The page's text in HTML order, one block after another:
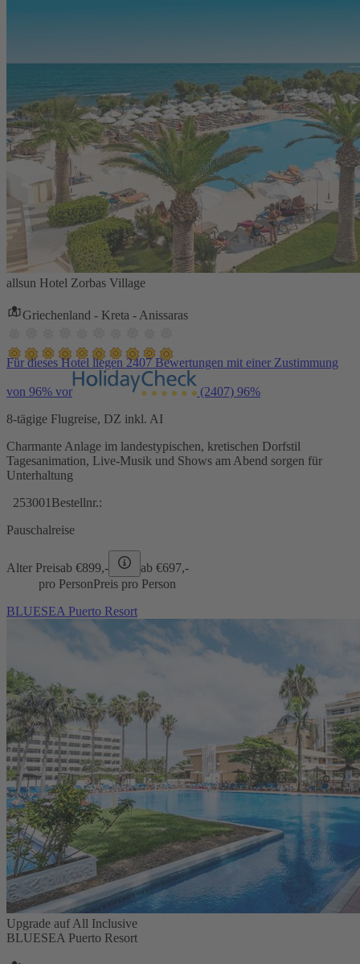
allsun Hotel Zorbas Village
Griechenland - Kreta - Anissaras
Für dieses Hotel liegen 2407 Bewertungen mit einer Zustimmung
von 96% vor (2407) 96%
8-tägige Flugreise, DZ inkl. AI
Charmante Anlage im landestypischen, kretischen Dorfstil
Tagesanimation, Live-Musik und Shows am Abend sorgen für
Unterhaltung
253001 Bestellnr.:
Pauschalreise
Alter Preisab €899,- ab €697,-
pro PersonPreis pro Person
BLUESEA Puerto Resort
Upgrade auf All Inclusive
BLUESEA Puerto Resort